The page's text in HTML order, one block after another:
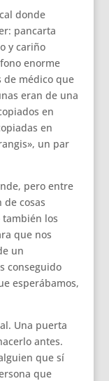
donde
pancarta
y cariño
enorme
de médico que
eran de una
en
en
un par
pero entre
cosas
los
que nos
un
conseguido
esperábamos,
Una puerta
antes.
que sí
que